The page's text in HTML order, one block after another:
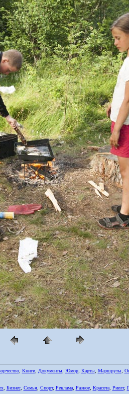
, Книги, Документы, Юмор, Карты, Маршруты,
, Бизнес, Семья, Спорт, Реклама, Разное, Красота, Риелт,